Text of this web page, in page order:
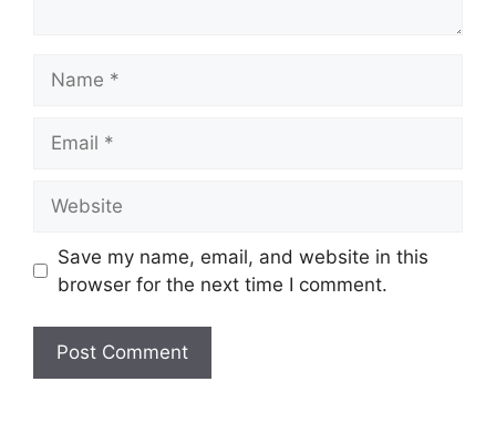
Save my name, email, and website in this
browser for the next time I comment.